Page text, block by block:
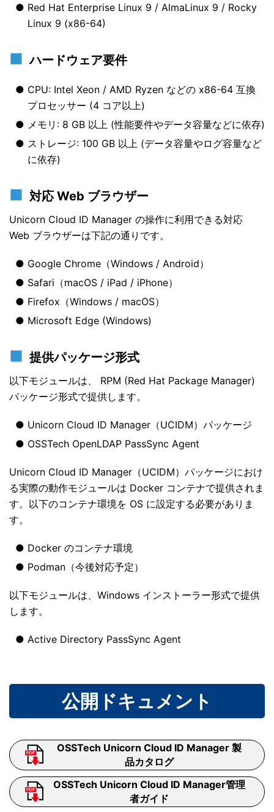
Red Hat Enterprise Linux 9 / AlmaLinux 9 / Rocky
Linux 9 (x86-64)
ハードウェア要件
CPU: Intel Xeon / AMD Ryzen などの x86-64 互換
プロセッサー (4 コア以上)
メモリ: 8 GB 以上 (性能要件やデータ容量などに依存)
ストレージ: 100 GB 以上 (データ容量やログ容量など
に依存)
対応 Web ブラウザー
Unicorn Cloud ID Manager の操作に利用できる対応
Web ブラウザーは下記の通りです。
Google Chrome（Windows / Android）
Safari（macOS / iPad / iPhone）
Firefox（Windows / macOS）
Microsoft Edge (Windows)
提供パッケージ形式
以下モジュールは、 RPM (Red Hat Package Manager)
パッケージ形式で提供します。
Unicorn Cloud ID Manager（UCIDM）パッケージ
OSSTech OpenLDAP PassSync Agent
Unicorn Cloud ID Manager（UCIDM）パッケージにおけ
る実際の動作モジュールは Docker コンテナで提供されま
す。以下のコンテナ環境を OS に設定する必要がありま
す。
Docker のコンテナ環境
Podman（今後対応予定）
以下モジュールは、Windows インストーラー形式で提供
します。
Active Directory PassSync Agent
公開ドキュメント
OSSTech Unicorn Cloud ID Manager 製
品カタログ
OSSTech Unicorn Cloud ID Manager管理
者ガイド